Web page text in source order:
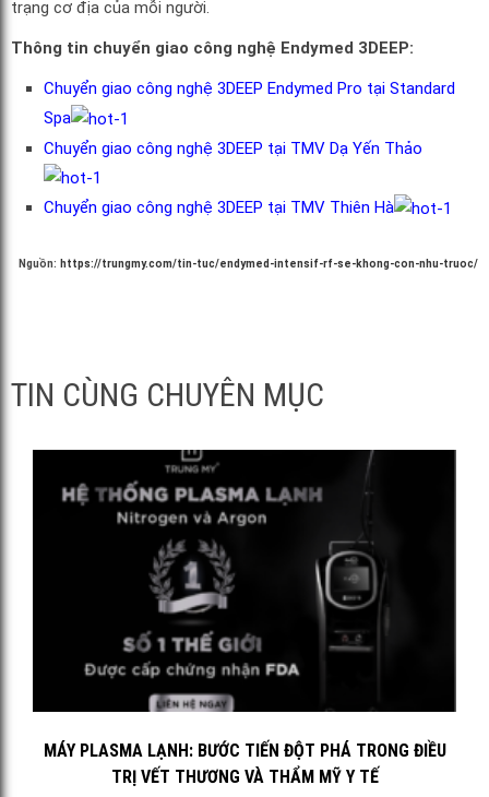
trạng cơ địa của mỗi người.
Thông tin chuyển giao công nghệ Endymed 3DEEP:
Chuyển giao công nghệ 3DEEP Endymed Pro tại Standard
Spa
Chuyển giao công nghệ 3DEEP tại TMV Dạ Yến Thảo
Chuyển giao công nghệ 3DEEP tại TMV Thiên Hà
Nguồn: https://trungmy.com/tin-tuc/endymed-intensif-rf-se-khong-con-nhu-truoc/
TIN CÙNG CHUYÊN MỤC
MÁY PLASMA LẠNH: BƯỚC TIẾN ĐỘT PHÁ TRONG ĐIỀU
TRỊ VẾT THƯƠNG VÀ THẨM MỸ Y TẾ